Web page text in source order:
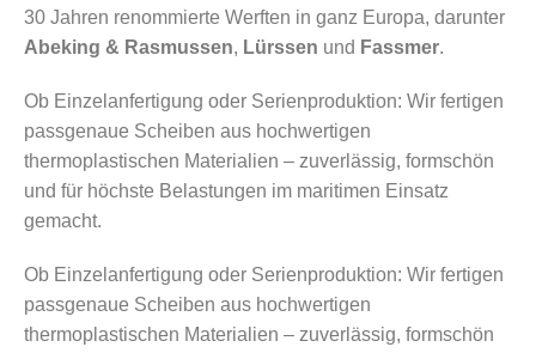
30 Jahren renommierte Werften in ganz Europa, darunter
Abeking & Rasmussen, Lürssen und Fassmer.
Ob Einzelanfertigung oder Serienproduktion: Wir fertigen
passgenaue Scheiben aus hochwertigen
thermoplastischen Materialien – zuverlässig, formschön
und für höchste Belastungen im maritimen Einsatz
gemacht.
Ob Einzelanfertigung oder Serienproduktion: Wir fertigen
passgenaue Scheiben aus hochwertigen
thermoplastischen Materialien – zuverlässig, formschön